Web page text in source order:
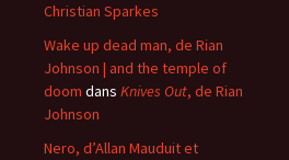
Christian Sparkes
Wake up dead man, de Rian
Johnson | and the temple of
doom dans Knives Out, de Rian
Johnson
Nero, d’Allan Mauduit et